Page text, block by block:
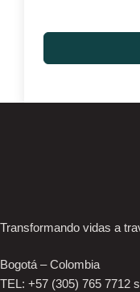
Transformando vidas a
Bogotá – Colombia
TEL: +57 (305) 765 7712